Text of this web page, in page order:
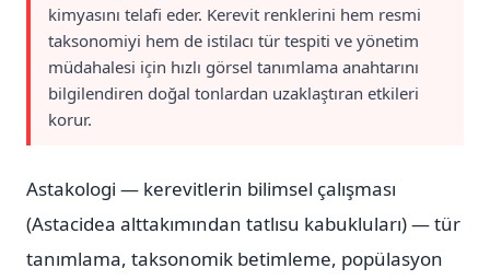
kimyasını telafi eder. Kerevit renklerini hem resmi
taksonomiyi hem de istilacı tür tespiti ve yönetim
müdahalesi için hızlı görsel tanımlama anahtarını
bilgilendiren doğal tonlardan uzaklaştıran etkileri
korur.
Astakologi — kerevitlerin bilimsel çalışması
(Astacidea alttakımından tatlısu kabukluları) — tür
tanımlama, taksonomik betimleme, popülasyon